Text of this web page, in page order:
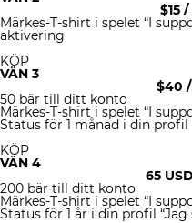
$15 /
Märkes-T-shirt i spelet “I
aktivering
KÖP
VÄN 3
$40
50 bär till ditt konto
Märkes-T-shirt i spelet “I
Status för 1 månad i din profil
KÖP
VÄN 4
65 USD
200 bär till ditt konto
Märkes-T-shirt i spelet “I
Status för 1 år i din profil “Jag